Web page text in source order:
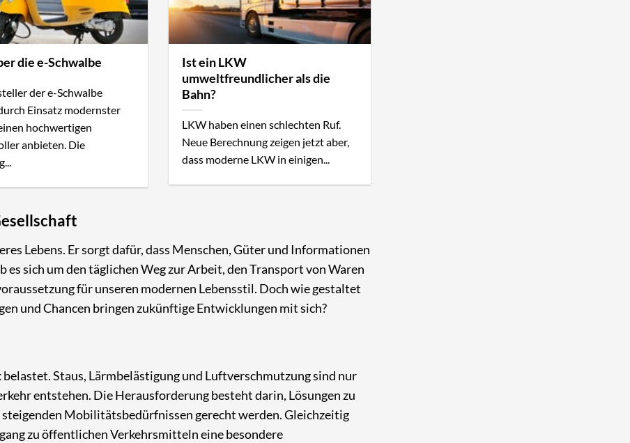
die e-Schwalbe
der e-Schwalbe
Einsatz modernster
hochwertigen
anbieten. Die
Ist ein LKW
umweltfreundlicher als die
Bahn?
LKW haben einen schlechten Ruf.
Neue Berechnung zeigen jetzt aber,
dass moderne LKW in einigen...
Lebens. Er sorgt dafür, dass Menschen, Güter und Informationen
es sich um den täglichen Weg zur Arbeit, den Transport von Waren
für unseren modernen Lebensstil. Doch wie gestaltet
und Chancen bringen zukünftige Entwicklungen mit sich?
Staus, Lärmbelästigung und Luftverschmutzung sind nur
entstehen. Die Herausforderung besteht darin, Lösungen zu
Mobilitätsbedürfnissen gerecht werden. Gleichzeitig
zu öffentlichen Verkehrsmitteln eine besondere